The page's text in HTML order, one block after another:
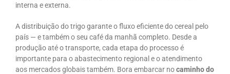
interna e externa.
A distribuição do trigo garante o fluxo eficiente do cereal pelo
país — e também o seu café da manhã completo. Desde a
produção até o transporte, cada etapa do processo é
importante para o abastecimento regional e o atendimento
aos mercados globais também. Bora embarcar nocaminho do